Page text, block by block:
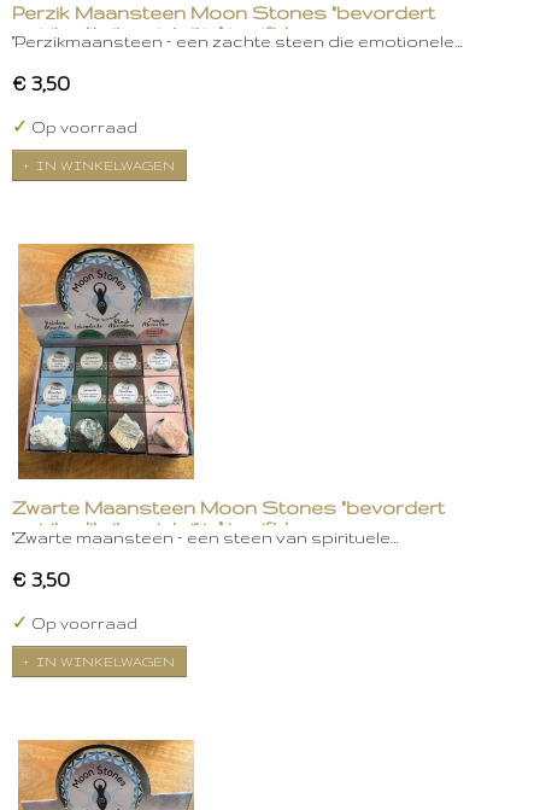
Perzik Maansteen Moon Stones "bevordert
spiritualiteit en intuïtie" in gift box
"Perzikmaansteen – een zachte steen die emotionele…
€ 3,50
✓ Op voorraad
IN WINKELWAGEN
Zwarte Maansteen Moon Stones "bevordert
spiritualiteit en intuïtie" in gift box
"Zwarte maansteen – een steen van spirituele…
€ 3,50
✓ Op voorraad
IN WINKELWAGEN